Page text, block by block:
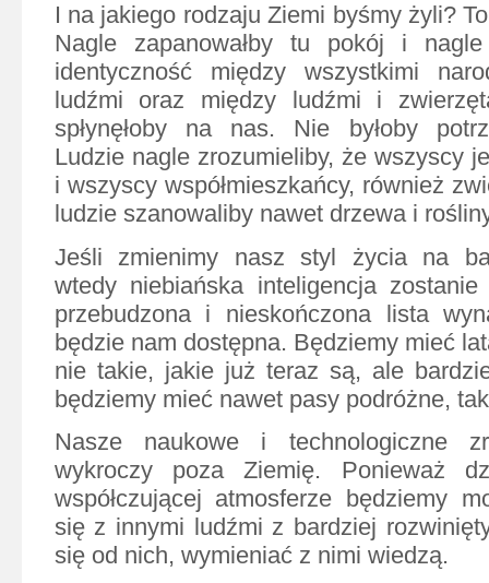
I na jakiego rodzaju Ziemi byśmy żyli?
Nagle zapanowałby tu pokój i nagle
identyczność między wszystkimi
ludźmi oraz między ludźmi i
spłynęłoby na nas. Nie byłoby
Ludzie nagle zrozumieliby, że wszyscy
i wszyscy współmieszkańcy, również
ludzie szanowaliby nawet drzewa i
Jeśli zmienimy nasz styl życia na
wtedy niebiańska inteligencja
przebudzona i nieskończona lista
będzie nam dostępna. Będziemy mieć
nie takie, jakie już teraz są, ale
będziemy mieć nawet pasy podróżne,
Nasze naukowe i technologiczne
wykroczy poza Ziemię. Ponieważ
współczującej atmosferze będziemy
się z innymi ludźmi z bardziej
się od nich, wymieniać z nimi wiedzą.